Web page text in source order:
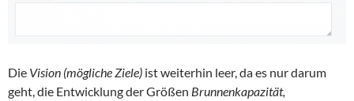
Die Vision (mögliche Ziele) ist weiterhin leer, da es nur darum
geht, die Entwicklung der Größen Brunnenkapazität,